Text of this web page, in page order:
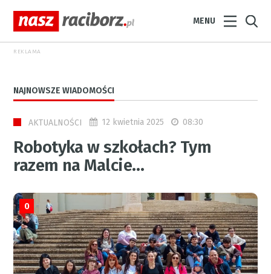
MENU
REKLAMA
NAJNOWSZE WIADOMOŚCI
AKTUALNOŚCI 12 kwietnia 2025 08:30
Robotyka w szkołach? Tym
razem na Malcie…
0